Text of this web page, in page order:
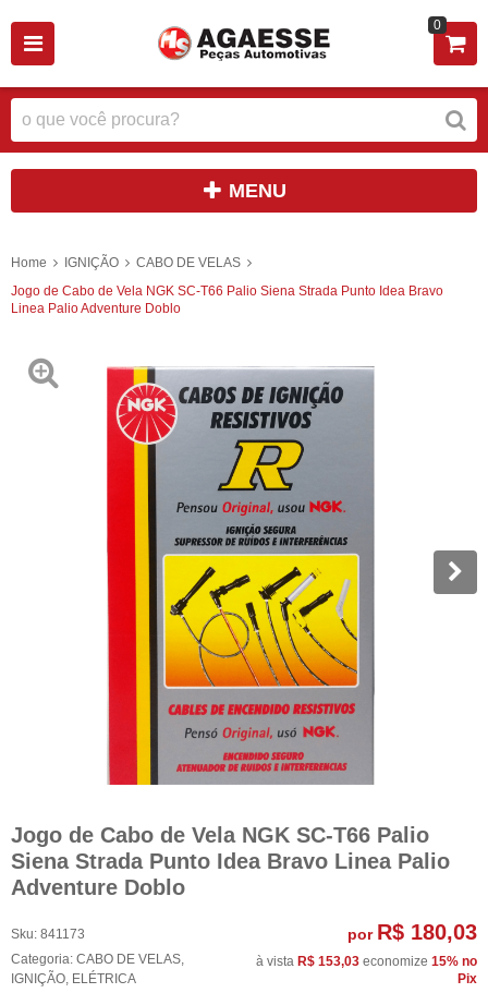
0
MENU
Home IGNIÇÃO
CABO DE VELAS
Jogo de Cabo de Vela NGK SC-T66 Palio Siena Strada Punto Idea Bravo
Linea Palio Adventure Doblo
Jogo de Cabo de Vela NGK SC-T66 Palio
Siena Strada Punto Idea Bravo Linea Palio
Adventure Doblo
Sku: 841173
Categoria: CABO DE VELAS,
IGNIÇÃO, ELÉTRICA
por R$ 180,03
à vista R$ 153,03 economize 15% no
Pix